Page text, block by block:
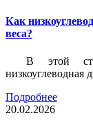
Как
веса?
В этой
низкоуглеводная
Подробнее
20.02.2026